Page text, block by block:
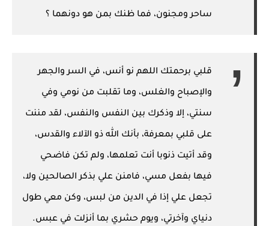
ساحر ومجنون، فما ظنك بمن هو دونهما ؟
قلبي برحمتك اللهم نو أنس، في السر والجهر
والإصباح والغلس، وما تقلبت من نومي وفي
سنتي، إلا وذكرك بين النفس والنفس، لقد مننت
على قلبي بمعرفة، بأنك الله ذو الآلاء والقدس،
وقد أتيت ذنوبا أنت تعلمها، ولم تكن فاضحي
فيها بفعل مسي، فامنن علي بذكر الصالحين ولا،
تجعل علي إذا في الدين من لبس، وكن معي طول
دنياي وآخرتي، ويوم حشري بما أنزلت في عبس.